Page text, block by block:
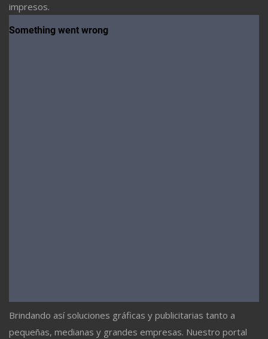
impresos.
Brindando así soluciones gráficas y publicitarias tanto a
pequeñas, medianas y grandes empresas. Nuestro portal